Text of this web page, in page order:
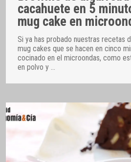
cacahuete en 5
mug cake en
Si ya has probado nuestras recetas
mug cakes que se hacen en cinco
cocinado en el microondas, como
en polvo y …